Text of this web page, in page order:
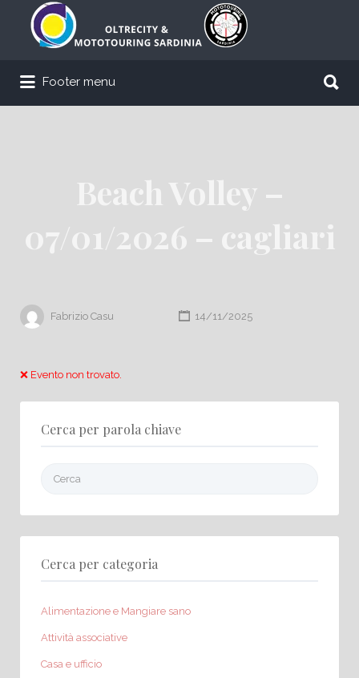
Cerca:
Footer menu
Beach Volley –
07/01/2026 – cagliari
Fabrizio Casu 14/11/2025
❌ Evento non trovato.
Cerca per parola chiave
Cerca per categoria
Alimentazione e Mangiare sano
Attività associative
Casa e ufficio